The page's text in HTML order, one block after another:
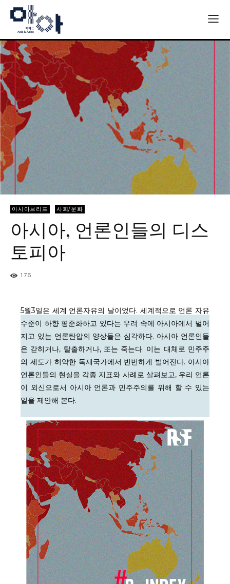
아시아브리프 사회/문화
아시아, 언론인들의 디스
토피아
176
정철운 (미디어오늘)
5월3일은 세계 언론자유의 날이었다. 세계적으로 언론 자유
수준이 하향 평준화하고 있다는 우려 속에 아시아에서 벌어
지고 있는 언론탄압의 양상들은 심각하다. 아시아 언론인들
은 갇히거나, 탈출하거나, 또는 죽는다. 이는 대체로 민주주
의 제도가 허약한 독재국가에서 빈번하게 벌어진다. 아시아
언론인들의 현실을 각종 지표와 사례로 살펴보고, 우리 언론
이 외신으로서 아시아 언론과 민주주의를 위해 할 수 있는
일을 제안해 본다.